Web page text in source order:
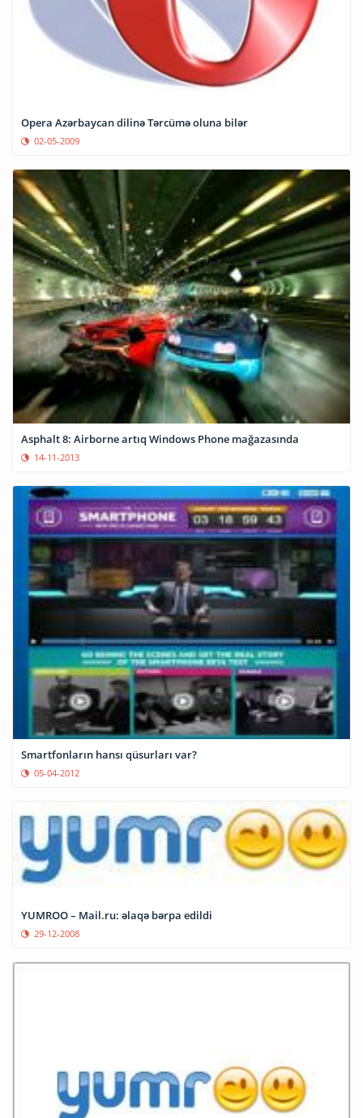
Opera Azərbaycan dilinə Tərcümə oluna bilər
02-05-2009
Asphalt 8: Airborne artıq Windows Phone mağazasında
14-11-2013
Smartfonların hansı qüsurları var?
05-04-2012
YUMROO – Mail.ru: əlaqə bərpa edildi
29-12-2008